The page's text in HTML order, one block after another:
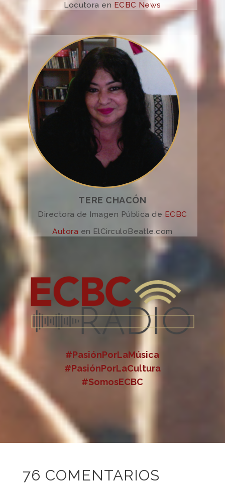
Locutora en ECBC News
TERE CHACÓN
Directora de Imagen Pública de ECBC
Autora en ElCirculoBeatle.com
#PasiónPorLaMúsica
#PasiónPorLaCultura
#SomosECBC
76 COMENTARIOS